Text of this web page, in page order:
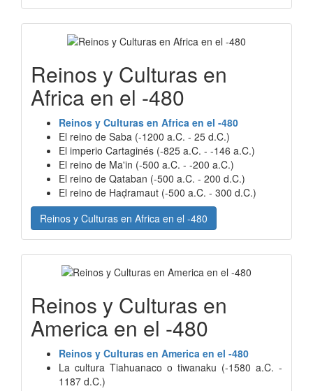
Reinos y Culturas en
Africa en el -480
Reinos y Culturas en Africa en el -480
El reino de Saba (-1200 a.C. - 25 d.C.)
El imperio Cartaginés (-825 a.C. - -146 a.C.)
El reino de Ma'in (-500 a.C. - -200 a.C.)
El reino de Qataban (-500 a.C. - 200 d.C.)
El reino de Haḍramaut (-500 a.C. - 300 d.C.)
Reinos y Culturas en Africa en el -480
Reinos y Culturas en
America en el -480
Reinos y Culturas en America en el -480
La cultura Tiahuanaco o tiwanaku (-1580 a.C. -
1187 d.C.)